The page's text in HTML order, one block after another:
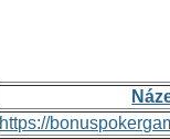
https://